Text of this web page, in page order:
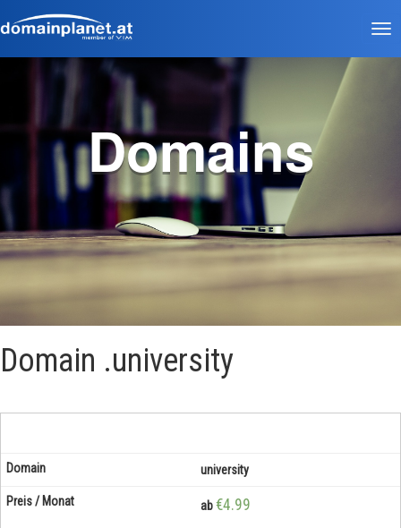
Domains
Domain .university
university
ab€4.99